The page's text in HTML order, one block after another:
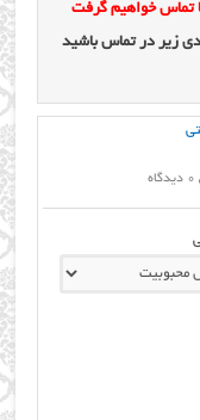
تماس خواهیم گرفت
زیر در تماس باشید
0 دیدگاه